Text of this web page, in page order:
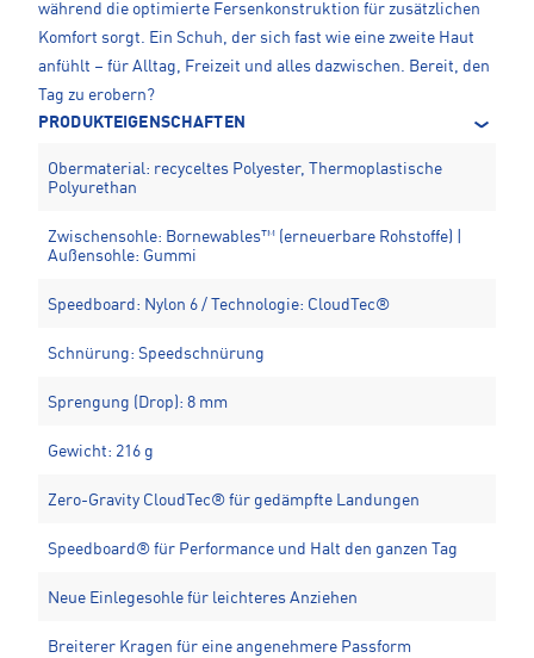
während die optimierte Fersenkonstruktion für zusätzlichen
Komfort sorgt. Ein Schuh, der sich fast wie eine zweite Haut
anfühlt – für Alltag, Freizeit und alles dazwischen. Bereit, den
Tag zu erobern?
PRODUKTEIGENSCHAFTEN
Obermaterial: recyceltes Polyester, Thermoplastische
Polyurethan
Zwischensohle: Bornewables™ (erneuerbare Rohstoffe) |
Außensohle: Gummi
Speedboard: Nylon 6 / Technologie: CloudTec®
Schnürung: Speedschnürung
Sprengung (Drop): 8 mm
Gewicht: 216 g
Zero-Gravity CloudTec® für gedämpfte Landungen
Speedboard® für Performance und Halt den ganzen Tag
Neue Einlegesohle für leichteres Anziehen
Breiterer Kragen für eine angenehmere Passform